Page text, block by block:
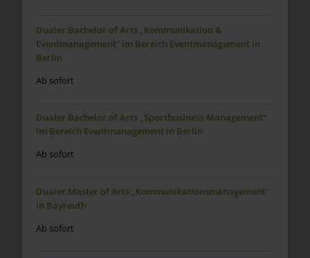
Dualer Bachelor of Arts „Kommunikation &
Eventmanagement“ im Bereich Eventmanagement in
Berlin
Ab sofort
Dualer Bachelor of Arts „Sportbusiness Management“
im Bereich Eventmanagement in Berlin
Ab sofort
Dualer Master of Arts „Kommunikationsmanagement“
in Bayreuth
Ab sofort